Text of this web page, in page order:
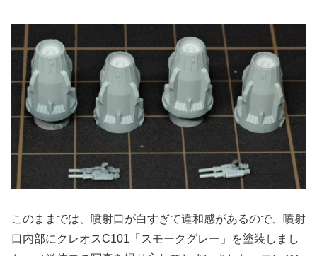
このままでは、噴射口が白すぎて違和感があるので、噴射
口内部にクレオスC101「スモークグレー」を塗装しまし